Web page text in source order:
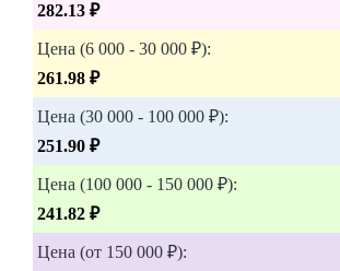
282.13 ₽
Цена (6 000 - 30 000 ₽):
261.98 ₽
Цена (30 000 - 100 000 ₽):
251.90 ₽
Цена (100 000 - 150 000 ₽):
241.82 ₽
Цена (от 150 000 ₽):